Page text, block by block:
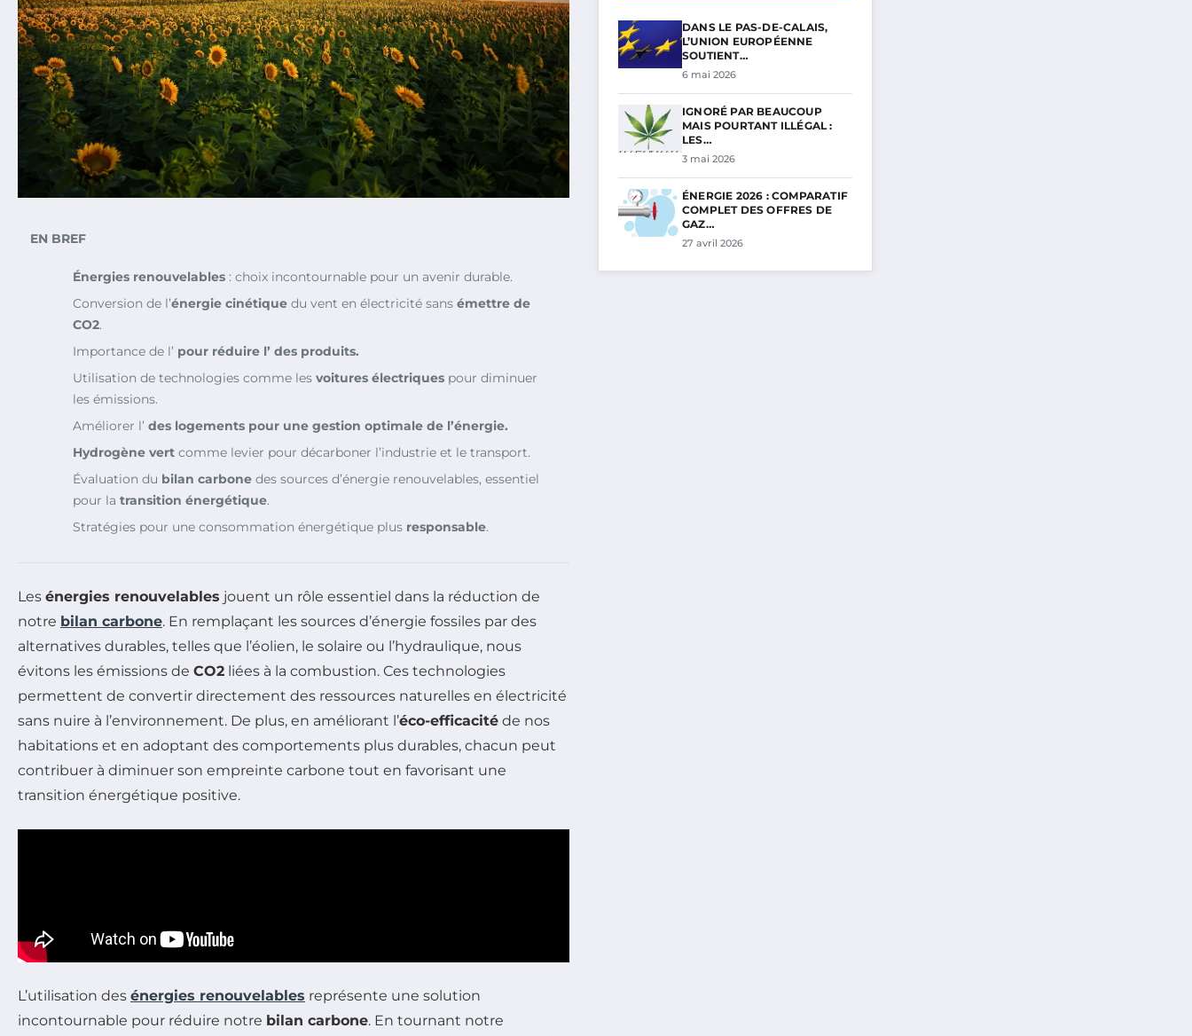
EN BREF
Énergies renouvelables : choix incontournable pour un avenir durable.
Conversion de l’énergie cinétique du vent en électricité sans émettre de
CO2.
Importance de l’ pour réduire l’ des produits.
Utilisation de technologies comme les voitures électriques pour diminuer
les émissions.
Améliorer l’ des logements pour une gestion optimale de l’énergie.
Hydrogène vert comme levier pour décarboner l’industrie et le transport.
Évaluation du bilan carbone des sources d’énergie renouvelables, essentiel
pour la transition énergétique.
Stratégies pour une consommation énergétique plus responsable.
Les énergies renouvelables jouent un rôle essentiel dans la réduction de
notre bilan carbone. En remplaçant les sources d’énergie fossiles par des
alternatives durables, telles que l’éolien, le solaire ou l’hydraulique, nous
évitons les émissions de CO2 liées à la combustion. Ces technologies
permettent de convertir directement des ressources naturelles en électricité
sans nuire à l’environnement. De plus, en améliorant l’éco-efficacité de nos
habitations et en adoptant des comportements plus durables, chacun peut
contribuer à diminuer son empreinte carbone tout en favorisant une
transition énergétique positive.
L’utilisation des énergies renouvelables représente une solution
incontournable pour réduire notre bilan carbone. En tournant notre
DANS LE PAS-DE-CALAIS,
L’UNION EUROPÉENNE
SOUTIENT…
6 mai 2026
IGNORÉ PAR BEAUCOUP
MAIS POURTANT ILLÉGAL :
LES…
3 mai 2026
ÉNERGIE 2026 : COMPARATIF
COMPLET DES OFFRES DE
GAZ…
27 avril 2026